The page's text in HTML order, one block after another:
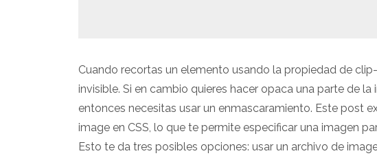
Cuando recortas un elemento usando la propiedad de
invisible. Si en cambio quieres hacer opaca una parte de
entonces necesitas usar un enmascaramiento. Este post
image en CSS, lo que te permite especificar una imagen
Esto te da tres posibles opciones: usar un archivo de